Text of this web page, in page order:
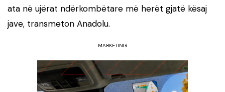
ata në ujërat ndërkombëtare më herët gjatë kësaj
jave, transmeton Anadolu.
MARKETING